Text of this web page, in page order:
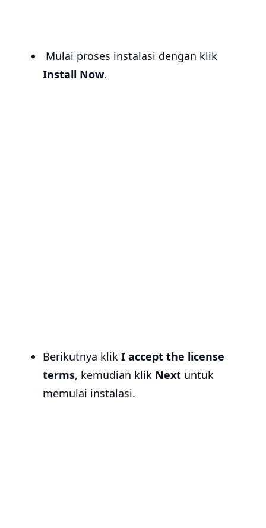
Mulai proses instalasi dengan klik
Install Now.
Berikutnya klik I accept the license
terms, kemudian klik Next untuk
memulai instalasi.